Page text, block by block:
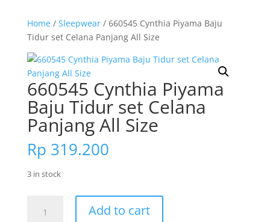
Home/ Sleepwear/ 660545 Cynthia Piyama Baju
Tidur set Celana Panjang All Size
660545 Cynthia Piyama
Baju Tidur set Celana
Panjang All Size
Rp 319.200
3 in stock
Cynthia
Add to cart